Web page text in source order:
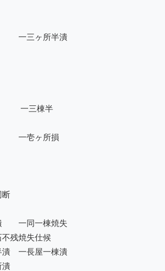
　一三ヶ所半潰
　　一三棟半
　一壱ヶ所損
断
一棟焼失
仕候
屋一棟潰